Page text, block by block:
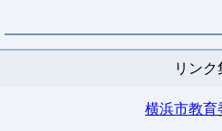
リンク
横浜市教育